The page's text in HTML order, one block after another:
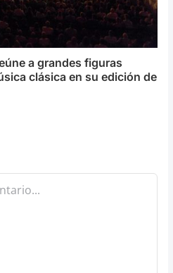
a grandes figuras
clásica en su edición de